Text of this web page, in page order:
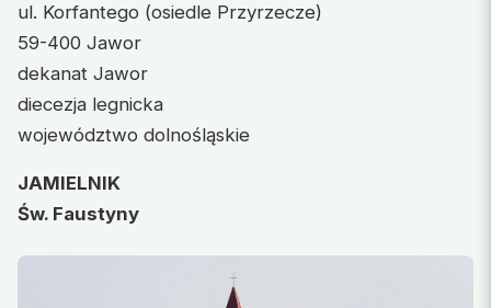
ul. Korfantego (osiedle Przyrzecze)
59-400 Jawor
dekanat Jawor
diecezja legnicka
województwo dolnośląskie
JAMIELNIK
Św. Faustyny